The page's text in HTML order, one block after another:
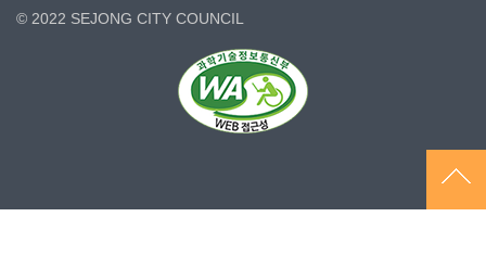
© 2022 SEJONG CITY COUNCIL